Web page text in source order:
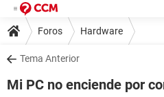
Foros Hardware
Tema Anterior
Mi PC no enciende por